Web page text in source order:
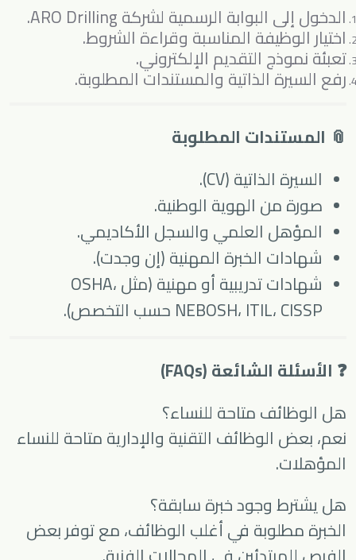
الدخول إلى البوابة الرسمية لشركة ARO Drilling.
اختيار الوظيفة المناسبة وقراءة الشروط.
تعبئة نموذج التقديم الإلكتروني.
رفع السيرة الذاتية والمستندات المطلوبة.
📎 المستندات المطلوبة
السيرة الذاتية (CV).
صورة من الهوية الوطنية.
المؤهل العلمي والسجل الأكاديمي.
شهادات الخبرة المهنية (إن وجدت).
شهادات تدريبية أو مهنية (مثل OSHA،
NEBOSH، ITIL، CISSP حسب التخصص).
❓ الأسئلة الشائعة (FAQs)
هل الوظائف متاحة للنساء؟
نعم، بعض الوظائف التقنية والإدارية متاحة للنساء
المؤهلات.
هل يشترط وجود خبرة سابقة؟
الخبرة مطلوبة في أغلب الوظائف، مع توفر بعض